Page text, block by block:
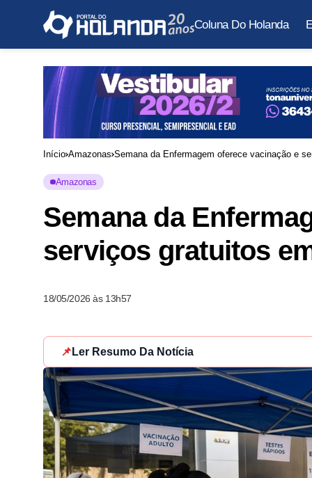
Coluna Do Holanda
Início Amazonas Semana da Enfermagem oferece vacinação e
Amazonas
Semana da
serviços gratuitos
18/05/2026 às 13h57
📌 Ler Resumo Da Notícia